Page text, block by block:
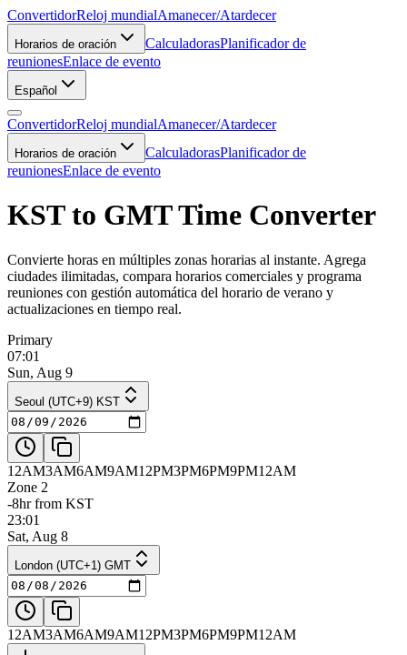
ConvertidorReloj mundialAmanecer/Atardecer
Horarios de oración CalculadorasPlanificador de
reunionesEnlace de evento
Español
ConvertidorReloj mundialAmanecer/Atardecer
Horarios de oración CalculadorasPlanificador de
reunionesEnlace de evento
KST to GMT Time Converter
Convierte horas en múltiples zonas horarias al instante. Agrega
ciudades ilimitadas, compara horarios comerciales y programa
reuniones con gestión automática del horario de verano y
actualizaciones en tiempo real.
Primary
07:01
Sun, Aug 9
Seoul (UTC+9) KST
12AM3AM6AM9AM12PM3PM6PM9PM12AM
Zone 2
-8hr from KST
23:01
Sat, Aug 8
London (UTC+1) GMT
12AM3AM6AM9AM12PM3PM6PM9PM12AM